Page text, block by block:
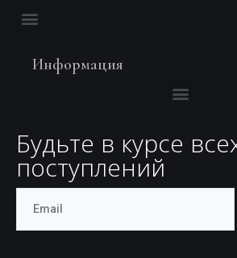
Информация
Будьте в курсе
поступлений